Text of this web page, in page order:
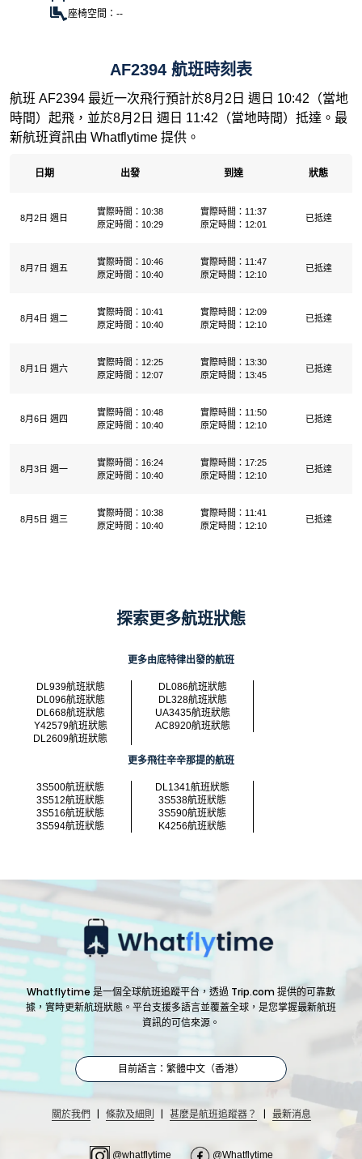
座椅空間：--
AF2394 航班時刻表
航班 AF2394 最近一次飛行預計於8月2日 週日 10:42（當地
時間）起飛，並於8月2日 週日 11:42（當地時間）抵達。最
新航班資訊由 Whatflytime 提供。
日期 出發 到達 狀態
8月2日 週日
實際時間：10:38
原定時間：10:29
實際時間：11:37
原定時間：12:01
已抵達
8月7日 週五
實際時間：10:46
原定時間：10:40
實際時間：11:47
原定時間：12:10
已抵達
8月4日 週二
實際時間：10:41
原定時間：10:40
實際時間：12:09
原定時間：12:10
已抵達
8月1日 週六
實際時間：12:25
原定時間：12:07
實際時間：13:30
原定時間：13:45
已抵達
8月6日 週四
實際時間：10:48
原定時間：10:40
實際時間：11:50
原定時間：12:10
已抵達
8月3日 週一
實際時間：16:24
原定時間：10:40
實際時間：17:25
原定時間：12:10
已抵達
8月5日 週三
實際時間：10:38
原定時間：10:40
實際時間：11:41
原定時間：12:10
已抵達
探索更多航班狀態
更多由底特律出發的航班
DL939航班狀態
DL086航班狀態
DL096航班狀態
DL328航班狀態
DL668航班狀態
UA3435航班狀態
Y42579航班狀態
AC8920航班狀態
DL2609航班狀態
更多飛往辛辛那提的航班
3S500航班狀態
DL1341航班狀態
3S512航班狀態
3S538航班狀態
3S516航班狀態
3S590航班狀態
3S594航班狀態
K4256航班狀態
Whatflytime 是一個全球航班追蹤平台，透過 Trip.com 提供的可靠數
據，實時更新航班狀態。平台支援多語言並覆蓋全球，是您掌握最新航班
資訊的可信來源。
目前語言：繁體中文（香港）
關於我們 | 條款及細則 | 甚麼是航班追蹤器？ | 最新消息
@whatflytime @Whatflytime